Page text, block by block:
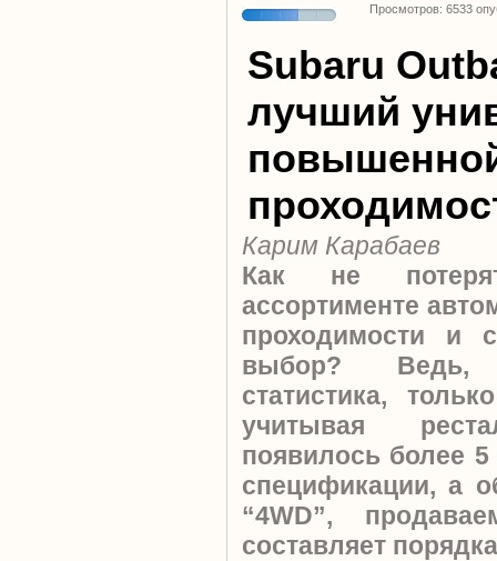
Просмотров: 6533
Subaru
лучший
Карим Карабаев
Как не
ассортименте
проходимости и
выбор? Ведь,
статистика,
учитывая
появилось более
спецификации, а
“4WD”,
составляет